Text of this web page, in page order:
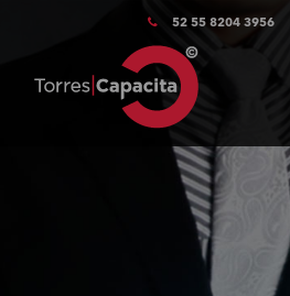
52 55 8204 3956